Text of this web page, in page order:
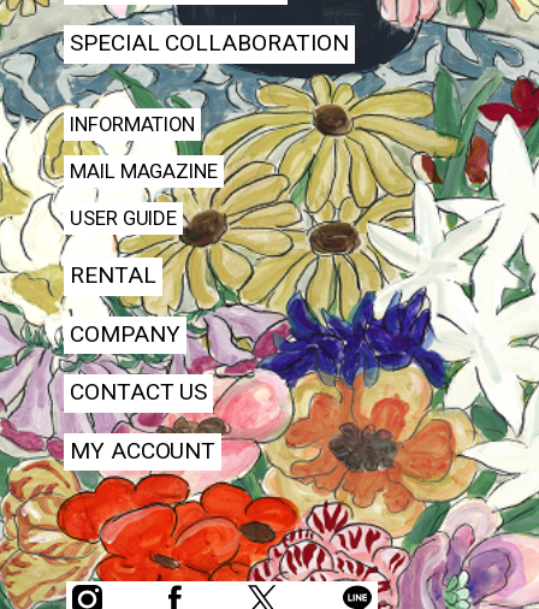
SPECIAL COLLABORATION
INFORMATION
MAIL MAGAZINE
USER GUIDE
RENTAL
COMPANY
CONTACT US
MY ACCOUNT